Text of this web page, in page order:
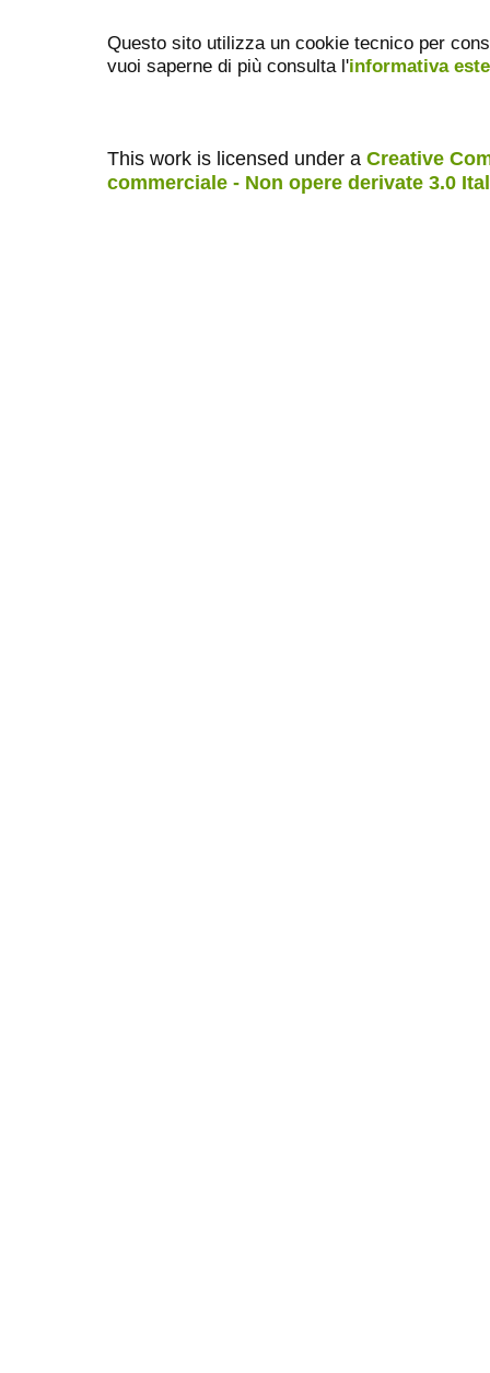
Questo sito utilizza un cookie tecnico per
vuoi saperne di più consulta l'informativa
This work is licensed under a Creative
commerciale - Non opere derivate 3.0